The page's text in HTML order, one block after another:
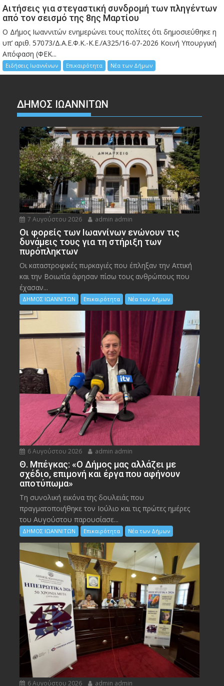
Αιτήσεις για στεγαστική συνδρομή των πληγέντων
από τον σεισμό της 8ης Μαρτίου
Ο Δήμος Ιωαννιτών ενημερώνει τους πολίτες ότι δημοσιεύθηκε η
υπ’ αριθ. 57073/Δ.Α.Ε.Φ.Κ.-Κ.Ε./Α325/16-07-2026 Κοινή Υπουργική
Απόφαση (ΦΕΚ...
Ειδήσεις Ιωαννίνων Επικαιρότητα Νέα των Δήμων
ΔΗΜΟΣ ΙΩΑΝΝΙΤΩΝ
7 Αυγούστου 2026 admin admin
Οι φορείς των Ιωαννίνων ενώνουν τις
δυνάμεις τους για τη στήριξη των
πυρόπληκτων
Οι καταστροφικές πυρκαγιές που έπληξαν την Αττική
και την Bοιωτία άφησαν πίσω τους ανθρώπους που
έχασαν...
ΔΗΜΟΣ ΙΩΑΝΝΙΤΩΝ Επικαιρότητα Νέα των Δήμων
6 Αυγούστου 2026 admin admin
Θ. Μπέγκας: «Ο Δήμος μας αλλάζει με
σχέδιο, επιμονή και έργα που αφήνουν
αποτύπωμα»
Τη συνολική εικόνα της δουλειάς που
πραγματοποιήθηκε τον Ιούλιο και τις πρώτες ημέρες
του Αυγούστου παρουσίασε...
ΔΗΜΟΣ ΙΩΑΝΝΙΤΩΝ Επικαιρότητα Νέα των Δήμων
6 Αυγούστου 2026 admin admin